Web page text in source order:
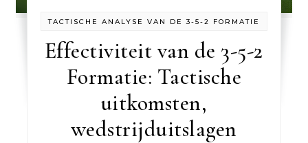
TACTISCHE ANALYSE VAN DE 3-5-2 FORMATIE
Effectiviteit van de 3-5-2
Formatie: Tactische
uitkomsten,
wedstrijduitslagen